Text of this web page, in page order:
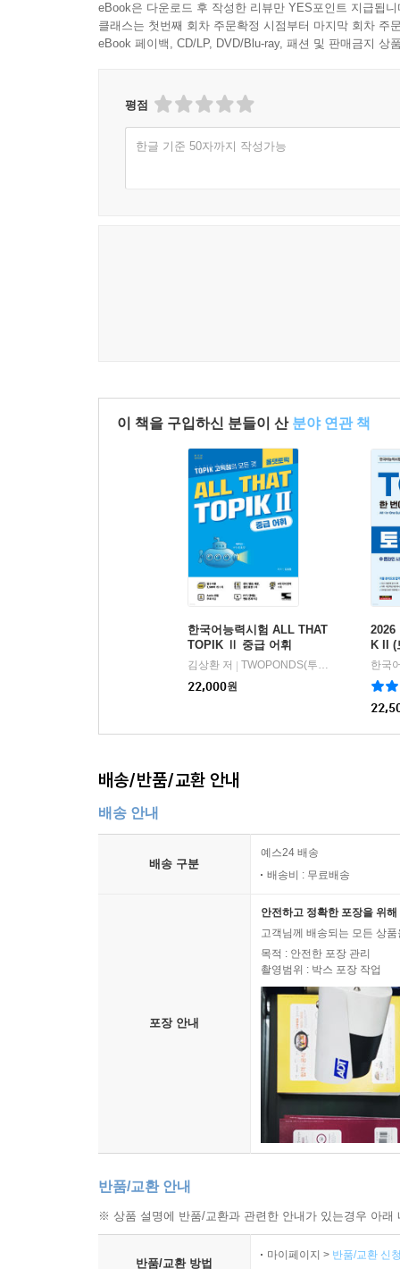
eBook은 다운로드 후 작성한 리뷰만 YES포인트 지급됩니
클래스는 첫번째 회차 주문확정 시점부터 마지막 회차 주
eBook 페이백, CD/LP, DVD/Blu-ray, 패션 및 판매금지 상
평점
한글 기준 50자까지 작성가능
이 책을 구입하신 분들이 산 분야 연관 책
한국어능력시험 ALL THAT
TOPIK Ⅱ 중급 어휘
김상환 저
TWOPONDS(투판즈)
22,000원
2026
K II (
기+
배송/반품/교환 안내
배송 안내
배송 구분
예스24 배송
배송비 : 무료배송
포장 안내
안전하고 정확한 포장을 위
고객님께 배송되는 모든 상
목적 : 안전한 포장 관리
촬영범위 : 박스 포장 작업
반품/교환 안내
※ 상품 설명에 반품/교환과 관련한 안내가 있는경우 아
반품/교환 방법
마이페이지 > 반품/교환 신